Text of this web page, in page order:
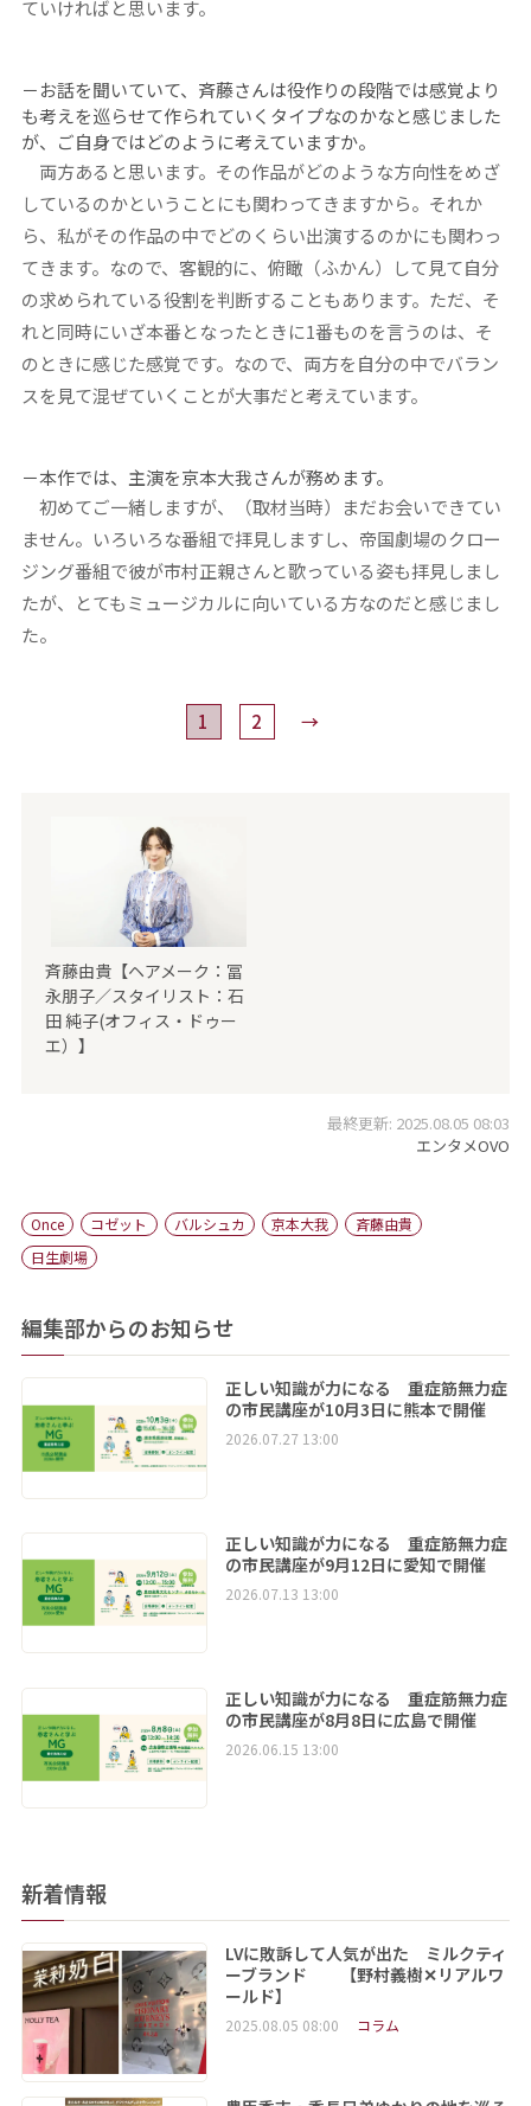
ていければと思います。
－お話を聞いていて、斉藤さんは役作りの段階では感覚より
も考えを巡らせて作られていくタイプなのかなと感じました
が、ご自身ではどのように考えていますか。
両方あると思います。その作品がどのような方向性をめざ
しているのかということにも関わってきますから。それか
ら、私がその作品の中でどのくらい出演するのかにも関わっ
てきます。なので、客観的に、俯瞰（ふかん）して見て自分
の求められている役割を判断することもあります。ただ、そ
れと同時にいざ本番となったときに1番ものを言うのは、そ
のときに感じた感覚です。なので、両方を自分の中でバラン
スを見て混ぜていくことが大事だと考えています。
－本作では、主演を京本大我さんが務めます。
初めてご一緒しますが、（取材当時）まだお会いできてい
ません。いろいろな番組で拝見しますし、帝国劇場のクロー
ジング番組で彼が市村正親さんと歌っている姿も拝見しまし
たが、とてもミュージカルに向いている方なのだと感じまし
た。
1 2 →
斉藤由貴【ヘアメーク：冨
永朋子／スタイリスト：石
田 純子(オフィス・ドゥー
エ）】
最終更新: 2025.08.05 08:03
エンタメOVO
Once コゼット バルシュカ 京本大我
斉藤由貴
日生劇場
編集部からのお知らせ
正しい知識が力になる 重症筋無力症
の市民講座が10月3日に熊本で開催
2026.07.27 13:00
正しい知識が力になる 重症筋無力症
の市民講座が9月12日に愛知で開催
2026.07.13 13:00
正しい知識が力になる 重症筋無力症
の市民講座が8月8日に広島で開催
2026.06.15 13:00
新着情報
LVに敗訴して人気が出た ミルクティ
ーブランド 【野村義樹✕リアルワ
ールド】
2025.08.05 08:00 コラム